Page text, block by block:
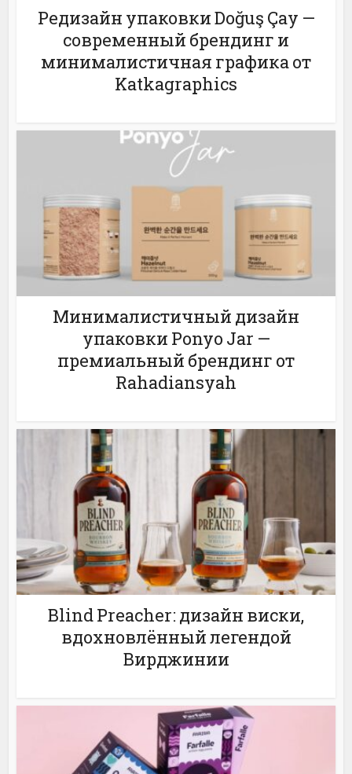
Редизайн упаковки Doğuş Çay —
современный брендинг и
минималистичная графика от
Katkagraphics
Минималистичный дизайн
упаковки Ponyo Jar —
премиальный брендинг от
Rahadiansyah
Blind Preacher: дизайн виски,
вдохновлённый легендой
Вирджинии